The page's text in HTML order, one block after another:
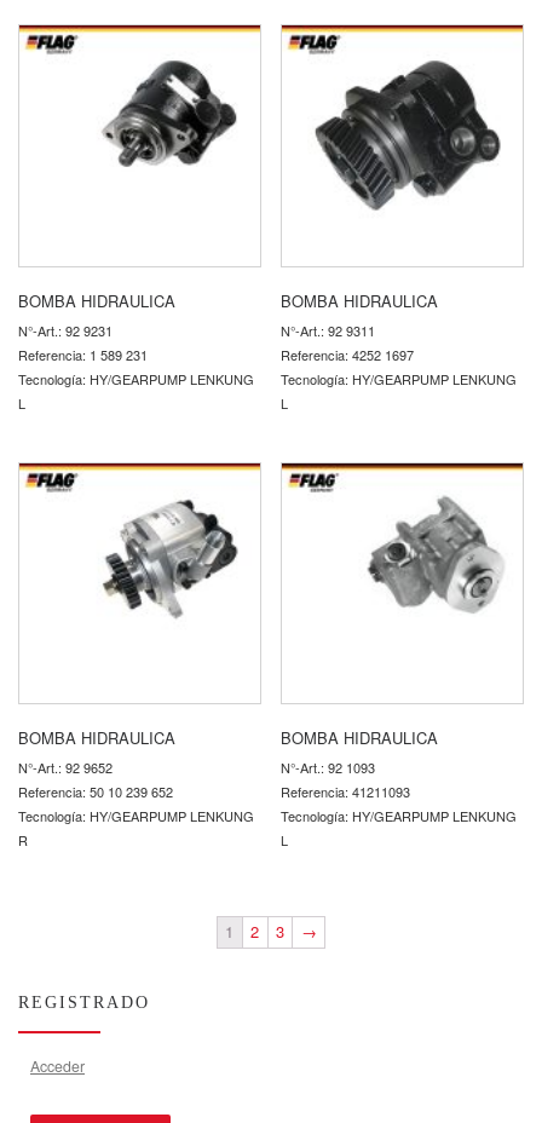
BOMBA HIDRAULICA
N°-Art.: 92 9231
Referencia: 1 589 231
Tecnología: HY/GEARPUMP LENKUNG
L
BOMBA HIDRAULICA
N°-Art.: 92 9311
Referencia: 4252 1697
Tecnología: HY/GEARPUMP LENKUNG
L
BOMBA HIDRAULICA
N°-Art.: 92 9652
Referencia: 50 10 239 652
Tecnología: HY/GEARPUMP LENKUNG
R
BOMBA HIDRAULICA
N°-Art.: 92 1093
Referencia: 41211093
Tecnología: HY/GEARPUMP LENKUNG
L
1 2 3 →
REGISTRADO
Acceder